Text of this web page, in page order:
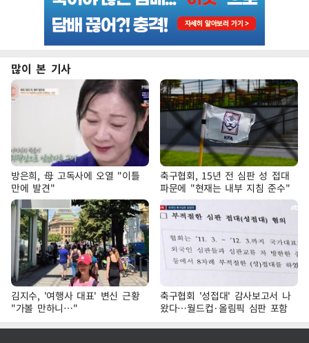
많이 본 기사
방은희, 母 고독사에 오열 "이틀
만에 발견"
축구협회, 15년 전 심판 성 접대
파문에 "현재는 내부 지침 준수"
김지수, '여행사 대표' 변신 근황
"가볼 만하니…"
축구협회 '성접대' 감사보고서 나
왔다…월드컵·올림픽 심판 포함